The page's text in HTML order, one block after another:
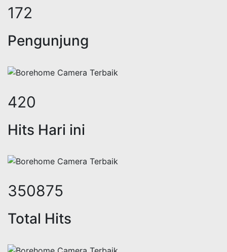
212
Pengunjung
517
Hits Hari ini
431846
Total Hits